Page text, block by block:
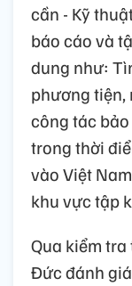
cần - Kỹ
báo cáo và
dung như:
phương tiện,
công tác
trong thời
vào Việt
khu vực tập
Qua kiểm
Đức đánh